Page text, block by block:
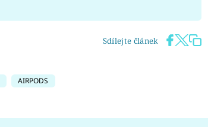
Sdílejte článek
AIRPODS